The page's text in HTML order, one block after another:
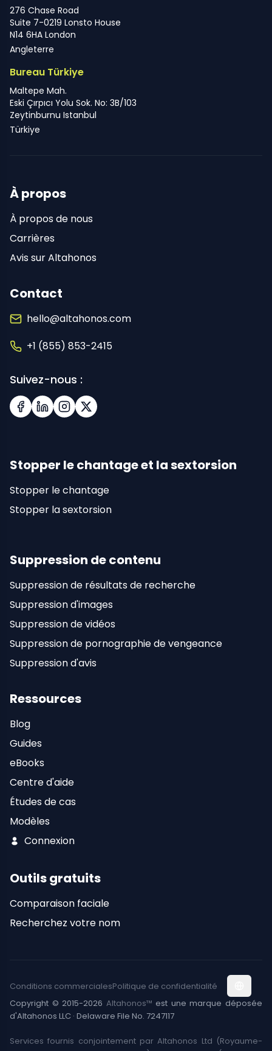
276 Chase Road
Suite 7-0219 Lonsto House
N14 6HA London
Angleterre
Bureau Türkiye
Maltepe Mah.
Eski Çırpıcı Yolu Sok. No: 3B/103
Zeytinburnu Istanbul
Türkiye
À propos
À propos de nous
Carrières
Avis sur Altahonos
Contact
hello@altahonos.com
+1 (855) 853-2415
Suivez-nous :
Facebook
LinkedInInstagramX (Twitter)
Stopper le chantage et la sextorsion
Stopper le chantage
Stopper la sextorsion
Suppression de contenu
Suppression de résultats de recherche
Suppression d'images
Suppression de vidéos
Suppression de pornographie de vengeance
Suppression d'avis
Ressources
Blog
Guides
eBooks
Centre d'aide
Études de cas
Modèles
Connexion
Outils gratuits
Comparaison faciale
Recherchez votre nom
Copyright © 2015-2026 Altahonos™ est une marque déposée
d'Altahonos LLC · Delaware File No. 7247117
Conditions commercialesPolitique de confidentialité
Services fournis conjointement par Altahonos Ltd (Royaume-